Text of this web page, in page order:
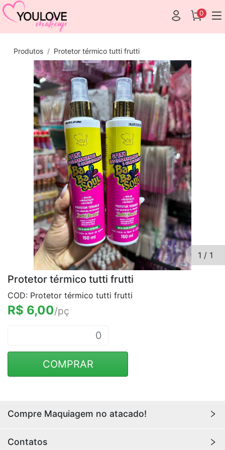
0
Produtos Protetor térmico tutti frutti
1 / 1
Protetor térmico tutti frutti
COD: Protetor térmico tutti frutti
R$ 6,00/pç
COMPRAR
Compre Maquiagem no atacado!
com os melhores preços. Acesse a loja da
Contatos